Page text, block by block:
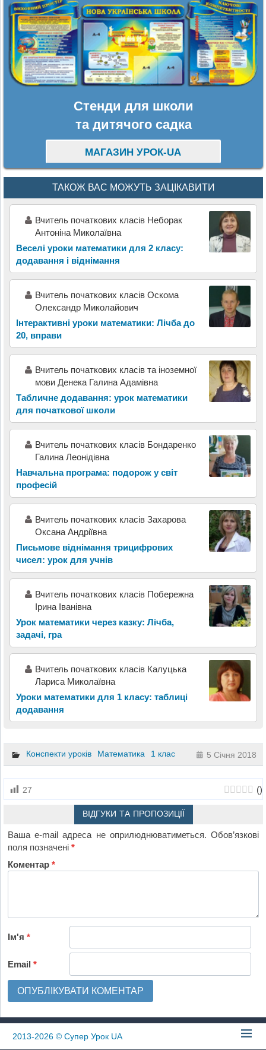
Стенди для школи
та дитячого садка
МАГАЗИН УРОК-UA
ТАКОЖ ВАС МОЖУТЬ ЗАЦІКАВИТИ
Вчитель початкових класів Неборак
Антоніна Миколаївна
Веселі уроки математики для 2 класу:
додавання і віднімання
Вчитель початкових класів Оскома
Олександр Миколайович
Інтерактивні уроки математики: Лічба до
20, вправи
Вчитель початкових класів та іноземної
мови Денека Галина Адамівна
Табличне додавання: урок математики
для початкової школи
Вчитель початкових класів Бондаренко
Галина Леонідівна
Навчальна програма: подорож у світ
професій
Вчитель початкових класів Захарова
Оксана Андріївна
Письмове віднімання трицифрових
чисел: урок для учнів
Вчитель початкових класів Побережна
Ірина Іванівна
Урок математики через казку: Лічба,
задачі, гра
Вчитель початкових класів Калуцька
Лариса Миколаївна
Уроки математики для 1 класу: таблиці
додавання
Конспекти уроків Математика 1 клас 5 Січня 2018
27 ()
ВІДГУКИ ТА ПРОПОЗИЦІЇ
Ваша e-mail адреса не оприлюднюватиметься. Обов’язкові
поля позначені*
Коментар*
Ім'я*
Email*
2013-2026 © Супер Урок UA